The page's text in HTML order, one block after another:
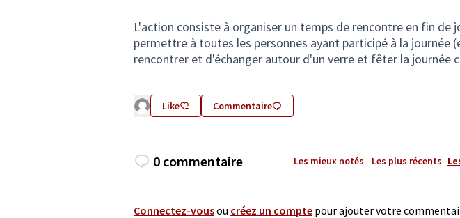
L'action consiste à organiser un temps de rencontre en fin de
permettre à toutes les personnes ayant participé à la journée
rencontrer et d'échanger autour d'un verre et fêter la journée
Like Commentaire
0 commentaire Les mieux notés Les plus récents
Connectez-vousou créez un compte pour ajouter votre